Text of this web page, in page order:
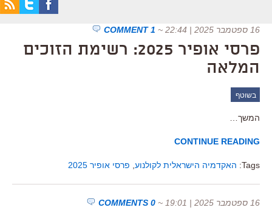
16 ספטמבר 2025 | 22:44 ~
1 COMMENT
פרסי אופיר 2025: רשימת הזוכים
המלאה
בשוטף
המשך…
CONTINUE READING
Tags: האקדמיה הישראלית לקולנוע פרסי אופיר 2025
16 ספטמבר 2025 | 19:01 ~
0 COMMENTS